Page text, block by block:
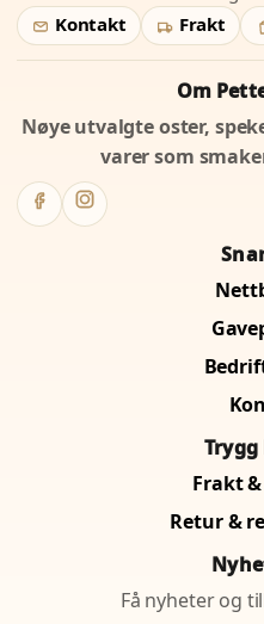
Kontakt
Frakt
Om
Nøye utvalgte oster,
varer som
Frakt
Retur &
Få nyheter og